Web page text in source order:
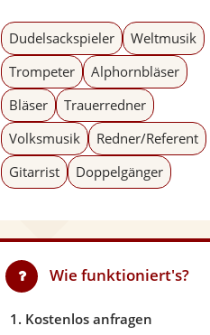
Dudelsackspieler
Weltmusik
Trompeter
Alphornbläser
Bläser
Trauerredner
Volksmusik
Redner/Referent
Gitarrist
Doppelgänger
Wie funktioniert's?
1. Kostenlos anfragen